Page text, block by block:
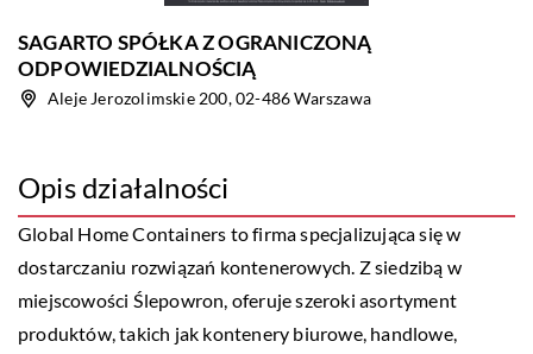
SAGARTO SPÓŁKA Z OGRANICZONĄ
ODPOWIEDZIALNOŚCIĄ
Aleje Jerozolimskie 200, 02-486 Warszawa
Opis działalności
Global Home Containers to firma specjalizująca się w
dostarczaniu rozwiązań kontenerowych. Z siedzibą w
miejscowości Ślepowron, oferuje szeroki asortyment
produktów, takich jak kontenery biurowe, handlowe,